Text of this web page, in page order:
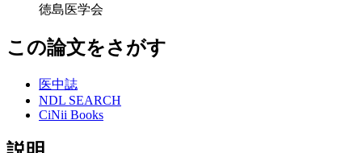
徳島医学会
この論文をさがす
医中誌
NDL SEARCH
CiNii Books